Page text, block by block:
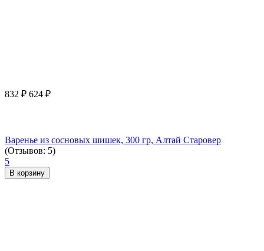
832 ₽ 624 ₽
Варенье из сосновых шишек, 300 гр, Алтай Старовер
(Отзывов: 5)
5
В корзину